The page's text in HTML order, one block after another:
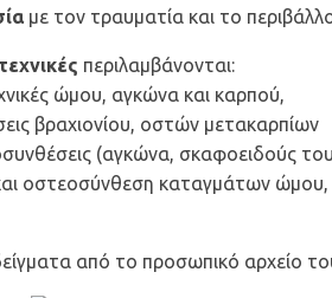
με τον τραυματία και το
περιλαμβάνονται:
ώμου, αγκώνα και καρπού,
βραχιονίου, οστών μετακαρπίων
(αγκώνα, σκαφοειδούς
οστεοσύνθεση καταγμάτων ώμου,
από το προσωπικό αρχείο